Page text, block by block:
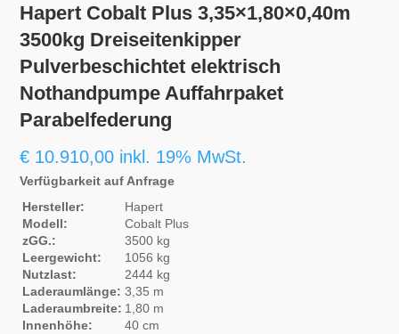
Hapert Cobalt Plus 3,35×1,80×0,40m
3500kg Dreiseitenkipper
Pulverbeschichtet elektrisch
Nothandpumpe Auffahrpaket
Parabelfederung
€ 10.910,00 inkl. 19% MwSt.
Verfügbarkeit auf Anfrage
Hersteller:
Hapert
Modell:
Cobalt Plus
zGG.:
3500 kg
Leergewicht:
1056 kg
Nutzlast:
2444 kg
Laderaumlänge: 3,35 m
Laderaumbreite: 1,80 m
Innenhöhe:
40 cm